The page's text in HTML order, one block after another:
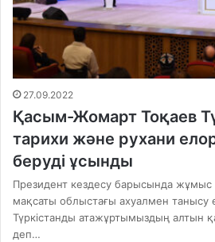
27.09.2022
Қасым-Жомарт Тоқаев
тарихи және рухани
беруді ұсынды
Президент кездесу барысында жұмыс
мақсаты облыстағы ахуалмен танысу
Түркістанды атажұртымыздың алтын
деп…